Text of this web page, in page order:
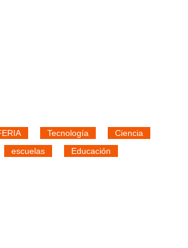
Tecnología
Ciencia
escuelas Educación